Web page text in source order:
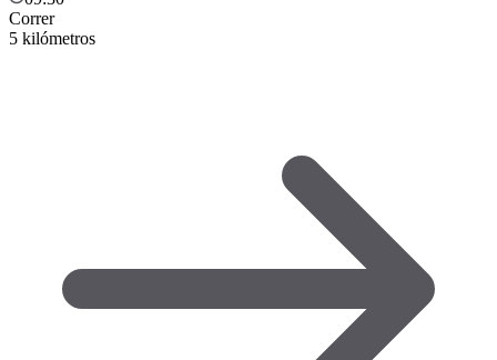
Correr
5 kilómetros